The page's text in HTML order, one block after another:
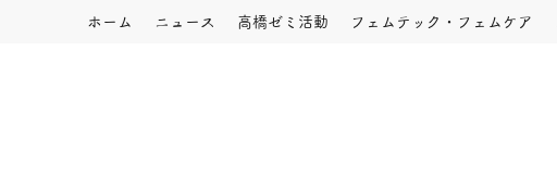
ホーム ニュース 高橋ゼミ活動 フェムテック・フェムケア